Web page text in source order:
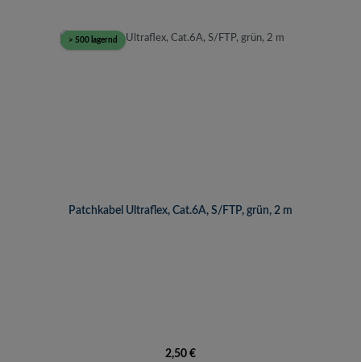
> 500 lagernd
Patchkabel Ultraflex, Cat.6A, S/FTP, grün, 2 m
Regulärer Preis:
2,50 €